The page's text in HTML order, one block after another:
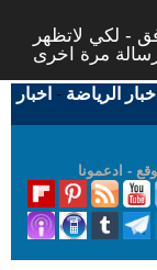
- لكي لاتظهر
اخبار الرياضة - اخبار
- ادعمونا